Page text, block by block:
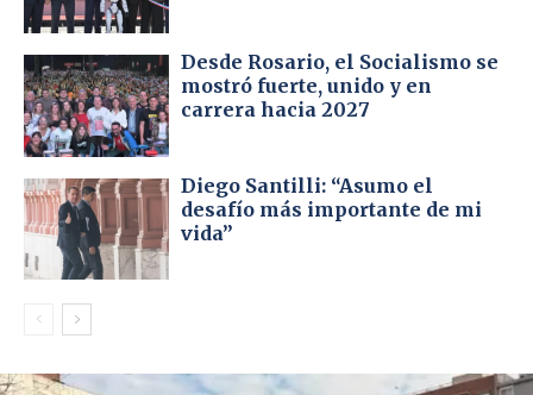
Desde Rosario, el Socialismo se
mostró fuerte, unido y en
carrera hacia 2027
Diego Santilli: “Asumo el
desafío más importante de mi
vida”